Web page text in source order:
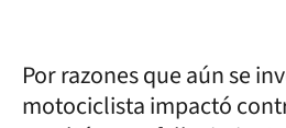
Por razones que aún se
motociclista impactó